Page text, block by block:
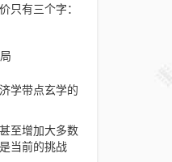
只有三个字：
学带点玄学的
至增加大多数
当前的挑战